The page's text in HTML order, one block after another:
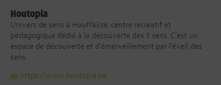
Houtopia
Univers de sens à Houffalize, centre récréatif et
pédagogique dédié à la découverte des 5 sens. C’est un
espace de découverte et d’émerveillement par l’éveil des
sens.
https://www.houtopia.be